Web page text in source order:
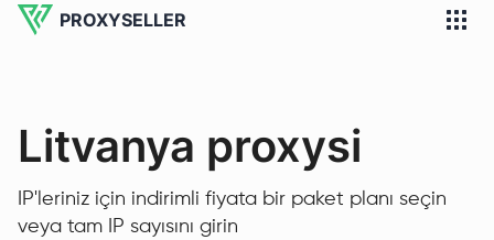
PROXYSELLER
Litvanya proxysi
IP'leriniz için indirimli fiyata bir paket planı seçin
veya tam IP sayısını girin